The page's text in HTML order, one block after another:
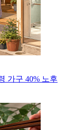
가구 40% 노후